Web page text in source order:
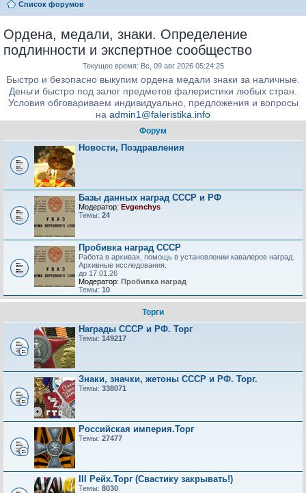
Список форумов
Ордена, медали, знаки. Определение
подлинности и экспертное сообщество
Текущее время: Вс, 09 авг 2026 05:24:25
Быстро и безопасно выкупим ордена медали знаки за наличные.
Деньги быстро под залог предметов фалеристики любых стран.
Условия обговариваем индивидуально, предложения и вопросы
на admin1@faleristika.info
Форум
Новости, Поздравления
Базы данных наград СССР и РФ
Модератор: Evgenchys
Темы: 24
Пробивка наград СССР
Работа в архивах, помощь в установлении кавалеров наград.
Архивные исследования.
до 17.01.26
Модератор: Пробивка наград
Темы: 10
Торги
Награды СССР и РФ. Торг
Темы: 149217
Знаки, значки, жетоны СССР и РФ. Торг.
Темы: 338071
Российская империя.Торг
Темы: 27477
III Рейх.Торг (Свастику закрывать!)
Темы: 8030